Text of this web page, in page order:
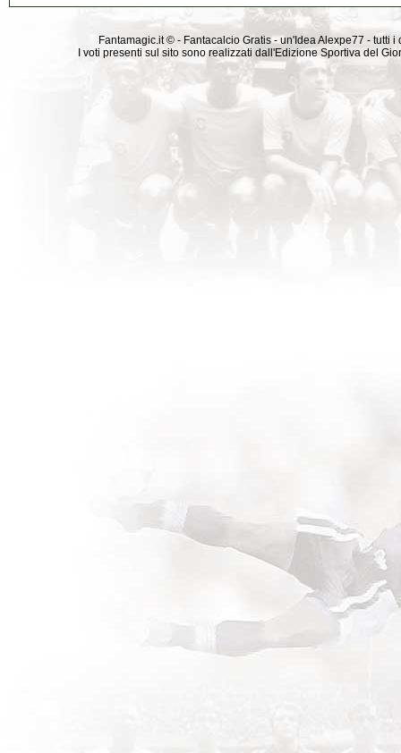
Fantamagic.it © - Fantacalcio Gratis - un'Idea Alexpe77 -
I voti presenti sul sito sono realizzati dall'Edizione Sportiva del